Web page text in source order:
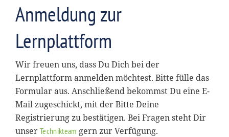
Anmeldung zur
Lernplattform
Wir freuen uns, dass Du Dich bei der
Lernplattform anmelden möchtest. Bitte fülle das
Formular aus. Anschließend bekommst Du eine E-
Mail zugeschickt, mit der Bitte Deine
Registrierung zu bestätigen. Bei Fragen steht Dir
unser Technikteam gern zur Verfügung.